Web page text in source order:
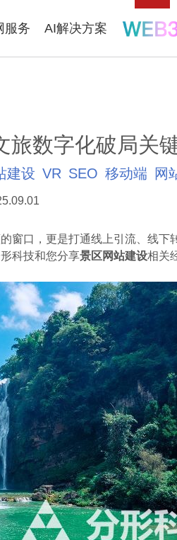
服务 AI解决方案
旅数字化破局关
建设 VR SEO 移动端 网
窗口，更是打通线上引流、线下
科技和您分享景区网站建设相关